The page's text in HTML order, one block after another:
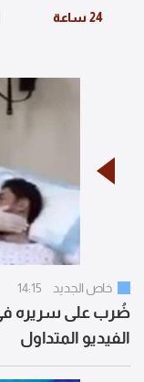
خاص الجديد 14:15
ضُرب على سريره
الفيديو المتداول